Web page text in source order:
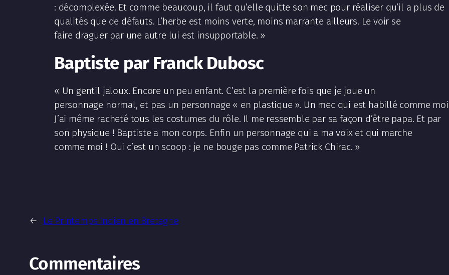
: décomplexée. Et comme beaucoup, il faut qu’elle quitte son mec pour réaliser qu’il a plus de
qualités que de défauts. L’herbe est moins verte, moins marrante ailleurs. Le voir se
faire draguer par une autre lui est insupportable. »
Baptiste par Franck Dubosc
« Un gentil jaloux. Encore un peu enfant. C’est la première fois que je joue un
personnage normal, et pas un personnage « en plastique ». Un mec qui est habillé comme
J’ai même racheté tous les costumes du rôle. Il me ressemble par sa façon d’être papa. Et par
son physique ! Baptiste a mon corps. Enfin un personnage qui a ma voix et qui marche
comme moi ! Oui c’est un scoop : je ne bouge pas comme Patrick Chirac. »
← Le Printemps Indien en Bretagne
Commentaires